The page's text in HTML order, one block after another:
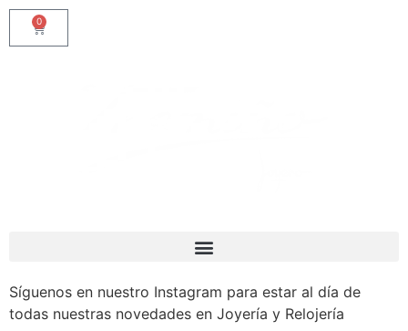
0
Síguenos en nuestro Instagram para estar al día de
todas nuestras novedades en Joyería y Relojería